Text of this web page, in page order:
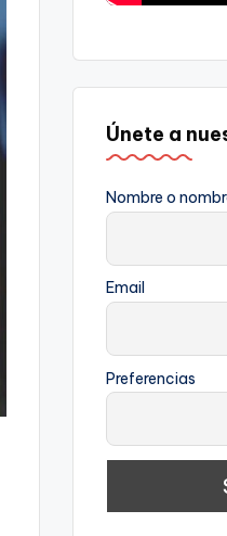
Únete a
Nombre o
Email
Preferencias